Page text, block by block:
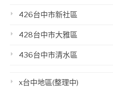
426台中市新社區
428台中市大雅區
436台中市清水區
x台中地區(整理中)